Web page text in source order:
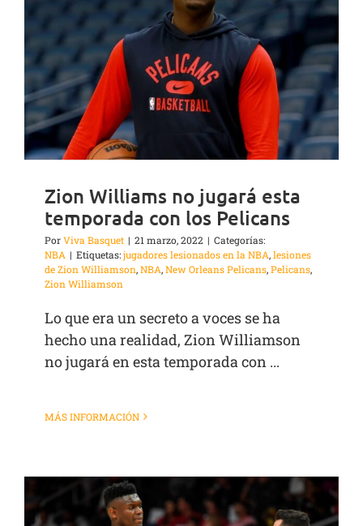
Zion Williams no jugará esta
temporada con los Pelicans
PorViva Basquet | 21 marzo, 2022 | Categorías:
NBA | Etiquetas:jugadores lesionados en la NBA,lesiones
de Zion Williamson,NBA,New Orleans Pelicans,Pelicans,
Zion Williamson
Lo que era un secreto a voces se ha
hecho una realidad, Zion Williamson
no jugará en esta temporada con ...
MÁS INFORMACIÓN